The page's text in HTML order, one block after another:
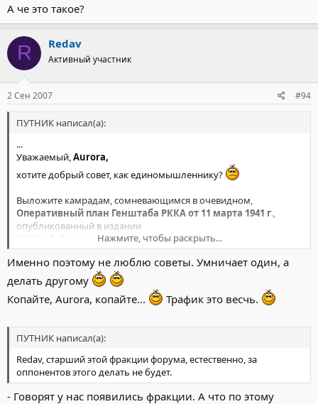
А че это такое?
R Redav
Активный участник
2 Сен 2007 #94
ПУТНИК написал(а):
...
Уважаемый,Aurora,
хотите добрый совет, как единомышленнику?
Выложите камрадам, сомневающимся в очевидном,
Оперативный план Генштаба РККА от 11 марта 1941 г.,
опубликованный в издании
1941 год. Документы. ч. 1. Москва 1998.
Я не могу его найти в Инете, а в библиотеках за рубежами
нашей самой миролюбивой Родины, в нерусских библиотеках,
зто еще труднее.
Нажмите, чтобы раскрыть...
Именно поэтому не люблю советы. Умничает один, а
делать другому
Копайте, Aurora, копайте...
Трафик это весчь.
ПУТНИК написал(а):
Redav, старший этой фракции форума, естественно, за
оппонентов этого делать не будет.
- Говорят у нас появились фракции. А что по этому